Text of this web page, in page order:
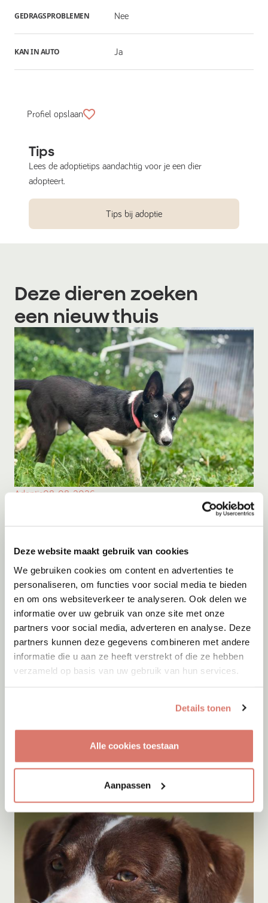
Deze website maakt gebruik van cookies
We gebruiken cookies om content en advertenties te
personaliseren, om functies voor social media te bieden
en om ons websiteverkeer te analyseren. Ook delen we
informatie over uw gebruik van onze site met onze
partners voor social media, adverteren en analyse. Deze
partners kunnen deze gegevens combineren met andere
informatie die u aan ze heeft verstrekt of die ze hebben
verzameld op basis van uw gebruik van hun services.
Details tonen
Alle cookies toestaan
Aanpassen
GEDRAGSPROBLEMEN Nee
KAN IN AUTO Ja
Profiel opslaan
Tips
Lees de adoptietips aandachtig voor je een dier
adopteert.
Tips bij adoptie
Deze dieren zoeken
een nieuw thuis
Adoptie08-08-2026
Woozles